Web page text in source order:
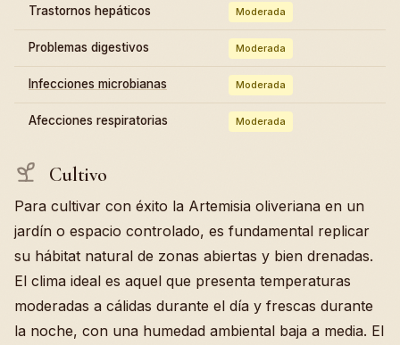
Trastornos hepáticos Moderada
Problemas digestivos Moderada
Infecciones microbianas Moderada
Afecciones respiratorias Moderada
Cultivo
Para cultivar con éxito la Artemisia oliveriana en un
jardín o espacio controlado, es fundamental replicar
su hábitat natural de zonas abiertas y bien drenadas.
El clima ideal es aquel que presenta temperaturas
moderadas a cálidas durante el día y frescas durante
la noche, con una humedad ambiental baja a media. El